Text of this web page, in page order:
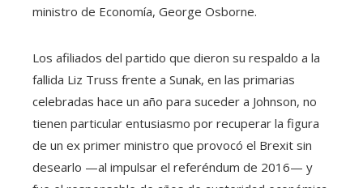
ministro de Economía, George Osborne.
Los afiliados del partido que dieron su respaldo a la
fallida Liz Truss frente a Sunak, en las primarias
celebradas hace un año para suceder a Johnson, no
tienen particular entusiasmo por recuperar la figura
de un ex primer ministro que provocó el Brexit sin
desearlo —al impulsar el referéndum de 2016— y